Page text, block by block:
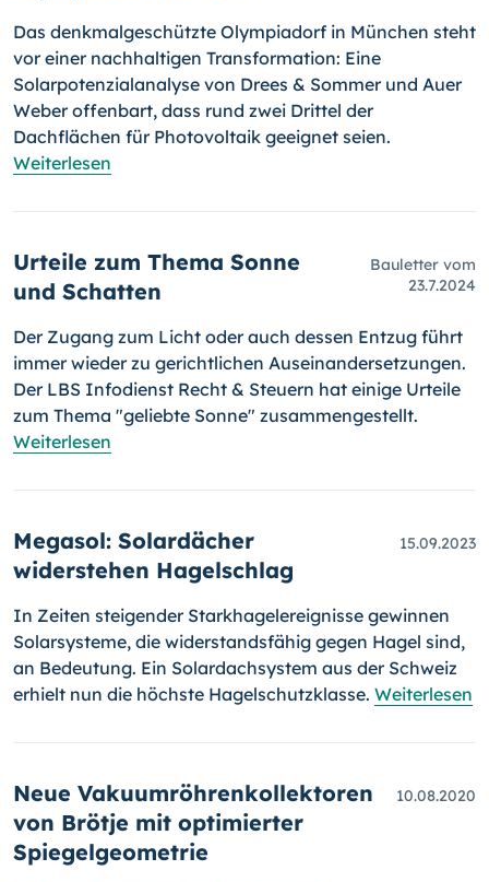
Das denkmalgeschützte Olympiadorf in München steht
vor einer nachhaltigen Transformation: Eine
Solarpotenzialanalyse von Drees & Sommer und Auer
Weber offenbart, dass rund zwei Drittel der
Dachflächen für Photovoltaik geeignet seien.
Weiterlesen
Urteile zum Thema Sonne
und Schatten
Bauletter vom
23.7.2024
Der Zugang zum Licht oder auch dessen Entzug führt
immer wieder zu gerichtlichen Auseinandersetzungen.
Der LBS Infodienst Recht & Steuern hat einige Urteile
zum Thema "geliebte Sonne" zusammengestellt.
Weiterlesen
Megasol: Solardächer
widerstehen Hagelschlag
15.09.2023
In Zeiten steigender Starkhagelereignisse gewinnen
Solarsysteme, die widerstandsfähig gegen Hagel sind,
an Bedeutung. Ein Solardachsystem aus der Schweiz
erhielt nun die höchste Hagelschutzklasse. Weiterlesen
Neue Vakuumröhrenkollektoren
von Brötje mit optimierter
Spiegelgeometrie
10.08.2020